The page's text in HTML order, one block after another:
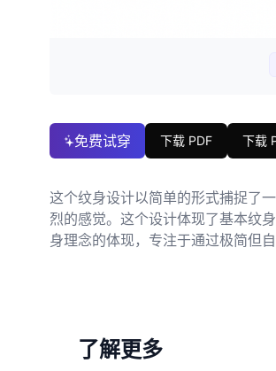
免费试穿 下载 PDF 下载
这个纹身设计以简单的形式捕捉了
烈的感觉。这个设计体现了基本纹
身理念的体现，专注于通过极简但
了解更多